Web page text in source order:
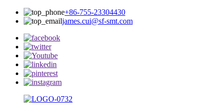
+86-755-23304430
james.cui@sf-smt.com